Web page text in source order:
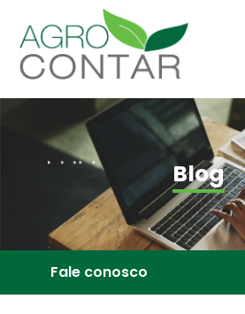
Blog
Fale conosco